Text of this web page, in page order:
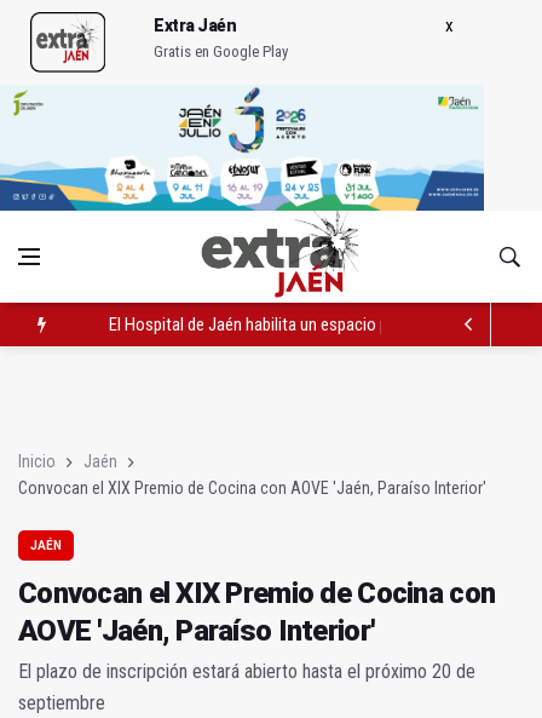
Extra Jaén
Gratis en Google Play
El Hospital de Jaén habilita un espacio para consultas de
Inicio
Jaén
Convocan el XIX Premio de Cocina con AOVE 'Jaén, Paraíso Interior'
JAÉN
Convocan el XIX Premio de Cocina con
AOVE 'Jaén, Paraíso Interior'
El plazo de inscripción estará abierto hasta el próximo 20 de
septiembre